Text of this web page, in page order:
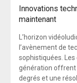
Innovations
maintenant
L’horizon
l’avènement de
sophistiquées. Les
génération offrent
degrés et une